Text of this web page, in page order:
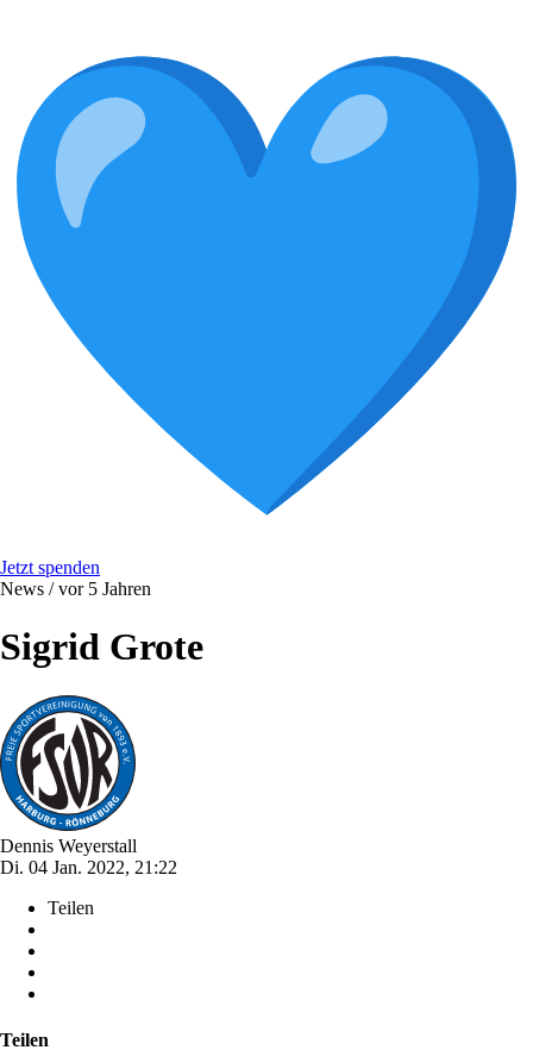
Jetzt spenden
News /vor 5 Jahren
Sigrid Grote
Dennis Weyerstall
Di. 04 Jan. 2022, 21:22
Teilen
Teilen